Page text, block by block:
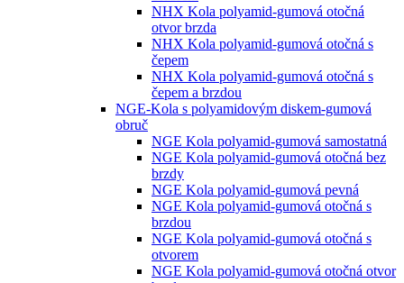
NHX Kola polyamid-gumová otočná
otvor brzda
NHX Kola polyamid-gumová otočná s
čepem
NHX Kola polyamid-gumová otočná s
čepem a brzdou
NGE-Kola s polyamidovým diskem-gumová
obruč
NGE Kola polyamid-gumová samostatná
NGE Kola polyamid-gumová otočná bez
brzdy
NGE Kola polyamid-gumová pevná
NGE Kola polyamid-gumová otočná s
brzdou
NGE Kola polyamid-gumová otočná s
otvorem
NGE Kola polyamid-gumová otočná otvor